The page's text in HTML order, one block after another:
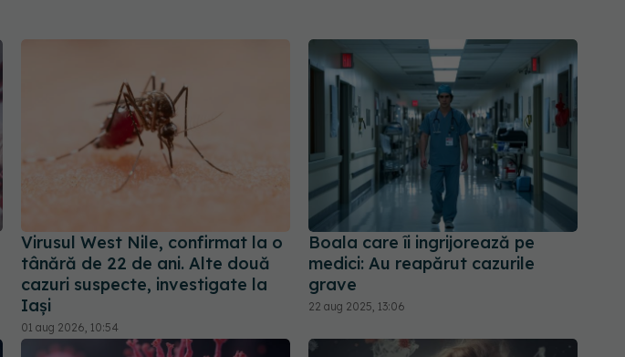
Virusul West Nile, confirmat la o
tânără de 22 de ani. Alte două
cazuri suspecte, investigate la
Iași
01 aug 2026, 10:54
Boala care îi ingrijorează pe
medici: Au reapărut cazurile
grave
22 aug 2025, 13:06